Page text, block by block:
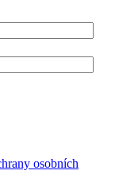
osobních